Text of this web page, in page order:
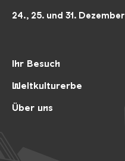
Ihr Besuch
Weltkulturerbe
Über uns
24., 25. und 31. Dezember